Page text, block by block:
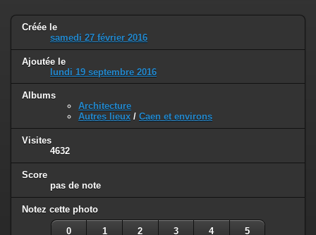
Créée le
samedi 27 février 2016
Ajoutée le
lundi 19 septembre 2016
Albums
Architecture
Autres lieux / Caen et environs
Visites
4632
Score
pas de note
Notez cette photo
0 1 2 3 4 5